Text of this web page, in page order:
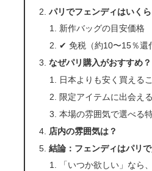
パリでフェンディはいくら
新作バッグの目安価格
✔ 免税（約10〜15％還
なぜパリ購入がおすすめ？
日本よりも安く買える
限定アイテムに出会え
本場の雰囲気で選べる
店内の雰囲気は？
結論：フェンディはパリ
「いつか欲しい」なら